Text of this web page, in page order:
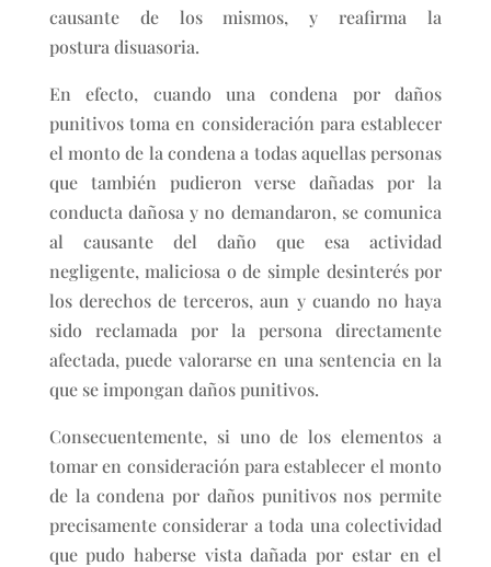
causante de los mismos, y reafirma la
postura disuasoria.
En efecto, cuando una condena por daños
punitivos toma en consideración para establecer
el monto de la condena a todas aquellas personas
que también pudieron verse dañadas por la
conducta dañosa y no demandaron, se comunica
al causante del daño que esa actividad
negligente, maliciosa o de simple desinterés por
los derechos de terceros, aun y cuando no haya
sido reclamada por la persona directamente
afectada, puede valorarse en una sentencia en la
que se impongan daños punitivos.
Consecuentemente, si uno de los elementos a
tomar en consideración para establecer el monto
de la condena por daños punitivos nos permite
precisamente considerar a toda una colectividad
que pudo haberse vista dañada por estar en el